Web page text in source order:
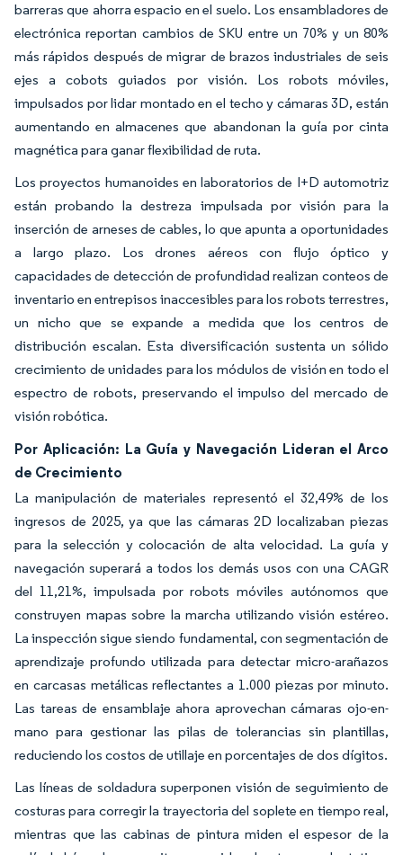
barreras que ahorra espacio en el suelo. Los ensambladores de
electrónica reportan cambios de SKU entre un 70% y un 80%
más rápidos después de migrar de brazos industriales de seis
ejes a cobots guiados por visión. Los robots móviles,
impulsados por lidar montado en el techo y cámaras 3D, están
aumentando en almacenes que abandonan la guía por cinta
magnética para ganar flexibilidad de ruta.
Los proyectos humanoides en laboratorios de I+D automotriz
están probando la destreza impulsada por visión para la
inserción de arneses de cables, lo que apunta a oportunidades
a largo plazo. Los drones aéreos con flujo óptico y
capacidades de detección de profundidad realizan conteos de
inventario en entrepisos inaccesibles para los robots terrestres,
un nicho que se expande a medida que los centros de
distribución escalan. Esta diversificación sustenta un sólido
crecimiento de unidades para los módulos de visión en todo el
espectro de robots, preservando el impulso del mercado de
visión robótica.
Por Aplicación: La Guía y Navegación Lideran el Arco
de Crecimiento
La manipulación de materiales representó el 32,49% de los
ingresos de 2025, ya que las cámaras 2D localizaban piezas
para la selección y colocación de alta velocidad. La guía y
navegación superará a todos los demás usos con una CAGR
del 11,21%, impulsada por robots móviles autónomos que
construyen mapas sobre la marcha utilizando visión estéreo.
La inspección sigue siendo fundamental, con segmentación de
aprendizaje profundo utilizada para detectar micro-arañazos
en carcasas metálicas reflectantes a 1.000 piezas por minuto.
Las tareas de ensamblaje ahora aprovechan cámaras ojo-en-
mano para gestionar las pilas de tolerancias sin plantillas,
reduciendo los costos de utillaje en porcentajes de dos dígitos.
Las líneas de soldadura superponen visión de seguimiento de
costuras para corregir la trayectoria del soplete en tiempo real,
mientras que las cabinas de pintura miden el espesor de la